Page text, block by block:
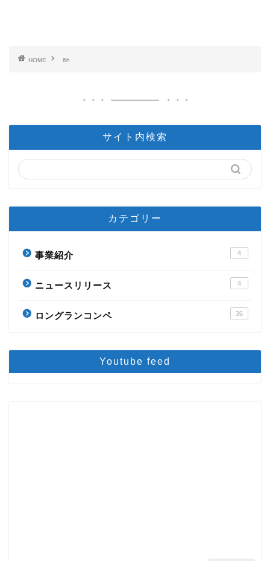
HOME 6h
サイト内検索
カテゴリー
事業紹介 4
ニュースリリース 4
ロングランコンペ 36
Youtube feed